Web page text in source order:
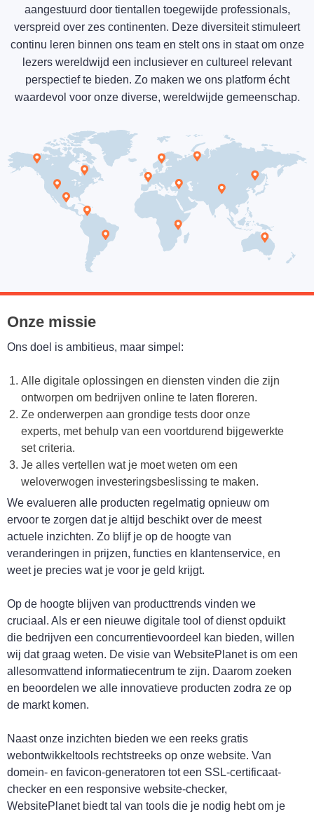
aangestuurd door tientallen toegewijde professionals,
verspreid over zes continenten. Deze diversiteit stimuleert
continu leren binnen ons team en stelt ons in staat om onze
lezers wereldwijd een inclusiever en cultureel relevant
perspectief te bieden. Zo maken we ons platform écht
waardevol voor onze diverse, wereldwijde gemeenschap.
Onze missie
Ons doel is ambitieus, maar simpel:
Alle digitale oplossingen en diensten vinden die zijn
ontworpen om bedrijven online te laten floreren.
Ze onderwerpen aan grondige tests door onze
experts, met behulp van een voortdurend bijgewerkte
set criteria.
Je alles vertellen wat je moet weten om een
weloverwogen investeringsbeslissing te maken.
We evalueren alle producten regelmatig opnieuw om
ervoor te zorgen dat je altijd beschikt over de meest
actuele inzichten. Zo blijf je op de hoogte van
veranderingen in prijzen, functies en klantenservice, en
weet je precies wat je voor je geld krijgt.
Op de hoogte blijven van producttrends vinden we
cruciaal. Als er een nieuwe digitale tool of dienst opduikt
die bedrijven een concurrentievoordeel kan bieden, willen
wij dat graag weten. De visie van WebsitePlanet is om een
allesomvattend informatiecentrum te zijn. Daarom zoeken
en beoordelen we alle innovatieve producten zodra ze op
de markt komen.
Naast onze inzichten bieden we een reeks gratis
webontwikkeltools rechtstreeks op onze website. Van
domein- en favicon-generatoren tot een SSL-certificaat-
checker en een responsive website-checker,
WebsitePlanet biedt tal van tools die je nodig hebt om je